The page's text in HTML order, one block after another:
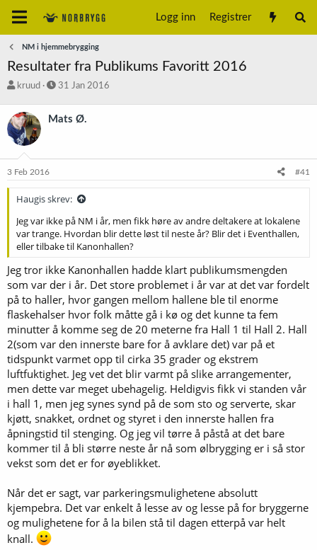
Logg inn Registrer
NM i hjemmebrygging
Resultater fra Publikums Favoritt 2016
T
å
d
s
a
r
t
e
kruud
S
r
a
o
31 Jan 2016
Mats Ø.
3 Feb 2016 #41
Haugis skrev:
Jeg var ikke på NM i år, men fikk høre av andre deltakere at lokalene
var trange. Hvordan blir dette løst til neste år? Blir det i Eventhallen,
eller tilbake til Kanonhallen?
Jeg tror ikke Kanonhallen hadde klart publikumsmengden
som var der i år. Det store problemet i år var at det var fordelt
på to haller, hvor gangen mellom hallene ble til enorme
flaskehalser hvor folk måtte gå i kø og det kunne ta fem
minutter å komme seg de 20 meterne fra Hall 1 til Hall 2. Hall
2(som var den innerste bare for å avklare det) var på et
tidspunkt varmet opp til cirka 35 grader og ekstrem
luftfuktighet. Jeg vet det blir varmt på slike arrangementer,
men dette var meget ubehagelig. Heldigvis fikk vi standen vår
i hall 1, men jeg synes synd på de som sto og serverte, skar
kjøtt, snakket, ordnet og styret i den innerste hallen fra
åpningstid til stenging. Og jeg vil tørre å påstå at det bare
kommer til å bli større neste år nå som ølbrygging er i så stor
vekst som det er for øyeblikket.
Når det er sagt, var parkeringsmulighetene absolutt
kjempebra. Det var enkelt å lesse av og lesse på for bryggerne
og mulighetene for å la bilen stå til dagen etterpå var helt
knall.